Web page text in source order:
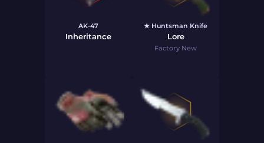
AK-47
Inheritance
★ Huntsman Knife
Lore
Factory New